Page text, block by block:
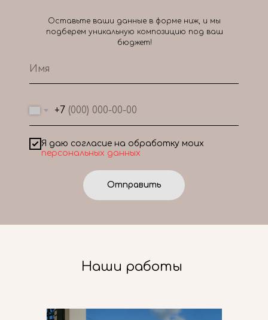
+7
Я даю согласие на обработку моих
персональных данных
Отправить
Оставьте ваши данные в форме ниж, и мы
подберем уникальную композицию под ваш
бюджет!
Наши работы